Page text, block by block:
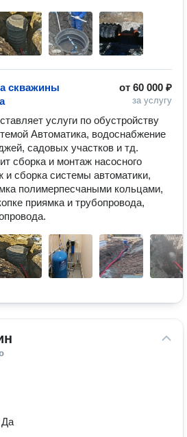
от 60 000 ₽
за услугу
скважины
услуги по обустройству
Автоматика, водоснабжение
садовых участков и тд.
сборка и монтаж насосного
и сборка системы автоматики,
полимерпесчаными кольцами,
приямка и трубопровода,
Да